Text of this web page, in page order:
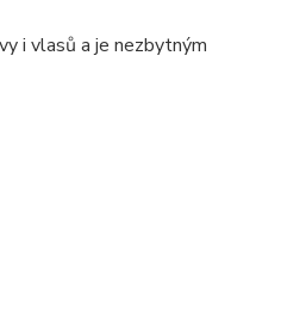
i vlasů a je nezbytným